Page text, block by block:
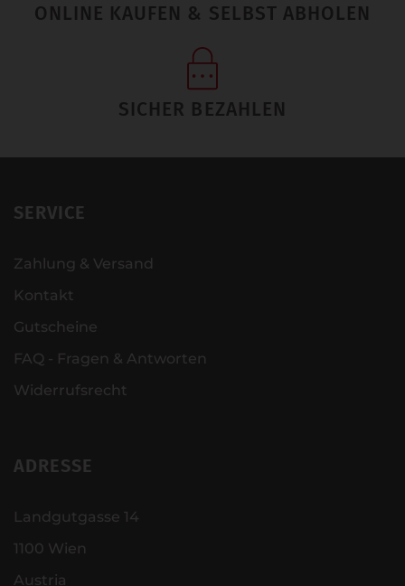
ONLINE KAUFEN & SELBST ABHOLEN
SICHER BEZAHLEN
SERVICE
Zahlung & Versand
Kontakt
Gutscheine
FAQ - Fragen & Antworten
Widerrufsrecht
ADRESSE
Landgutgasse 14
1100 Wien
Austria